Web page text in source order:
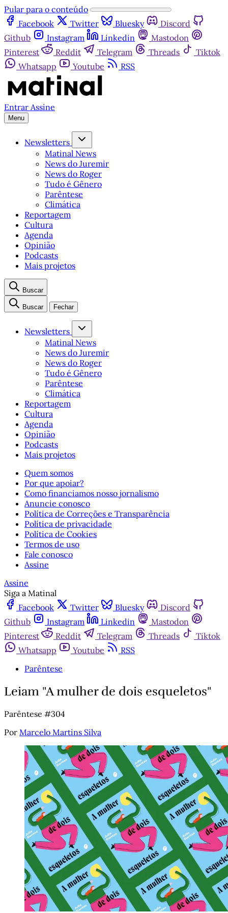
Pular para o conteúdo
Facebook
Twitter Bluesky
Discord
Github
Instagram Linkedin
Mastodon
Pinterest
Reddit Telegram Threads
Tiktok
Whatsapp
Youtube RSS
Entrar Assine
Menu
Newsletters
Matinal News
News do Juremir
News do Roger
Tudo é Gênero
Parêntese
Climática
Reportagem
Cultura
Agenda
Opinião
Podcasts
Mais projetos
Buscar
Buscar Fechar
Newsletters
Matinal News
News do Juremir
News do Roger
Tudo é Gênero
Parêntese
Climática
Reportagem
Cultura
Agenda
Opinião
Podcasts
Mais projetos
Quem somos
Por que apoiar?
Como financiamos nosso jornalismo
Anuncie conosco
Política de Correções e Transparência
Política de privacidade
Política de Cookies
Termos de uso
Fale conosco
Assine
Assine
Siga a Matinal
Facebook
Twitter Bluesky
Discord
Github
Instagram Linkedin
Mastodon
Pinterest
Reddit Telegram Threads
Tiktok
Whatsapp
Youtube
RSS
Parêntese
Leiam "A mulher de dois esqueletos"
Parêntese #304
Por Marcelo Martins Silva